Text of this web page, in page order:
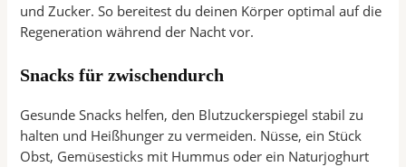
und Zucker. So bereitest du deinen Körper optimal auf die
Regeneration während der Nacht vor.
Snacks für zwischendurch
Gesunde Snacks helfen, den Blutzuckerspiegel stabil zu
halten und Heißhunger zu vermeiden. Nüsse, ein Stück
Obst, Gemüsesticks mit Hummus oder ein Naturjoghurt